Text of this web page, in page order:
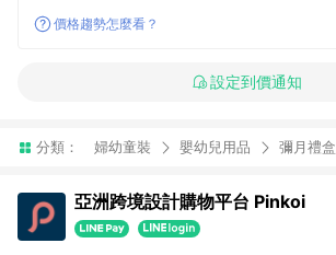
價格趨勢怎麼看？
設定到價通知
分類： 婦幼童裝 嬰幼兒用品 彌月禮盒
亞洲跨境設計購物平台 Pinkoi